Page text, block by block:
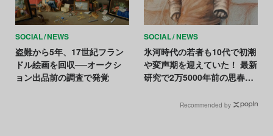
SOCIAL NEWS
盗難から5年、17世紀フラン
ドル絵画を回収──オークシ
ョン出品前の調査で発覚
SOCIAL NEWS
氷河時代の若者も10代で初潮
や変声期を迎えていた！ 最新
研究で2万5000年前の思春期
Recommended by